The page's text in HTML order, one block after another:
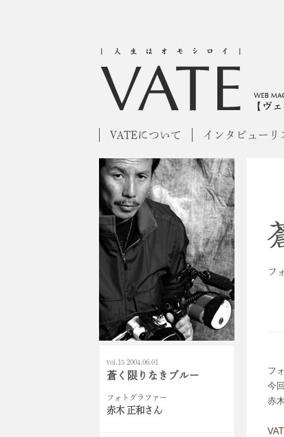
VATEについて インタビューリ
vol.15 2004.06.01
蒼く限りなきブルー
フォトグラファー
赤木 正和さん
フ
フ
今
赤